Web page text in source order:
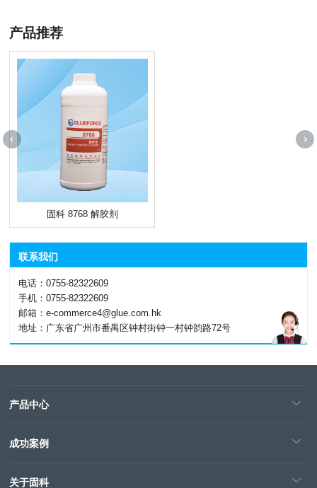
产品推荐
固科 8768 解胶剂
联系我们
电话：0755-82322609
手机：0755-82322609
邮箱：e-commerce4@glue.com.hk
地址：广东省广州市番禺区钟村街钟一村钟韵路72号
产品中心
成功案例
关于固科